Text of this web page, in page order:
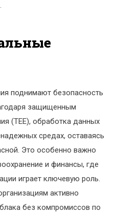
поднимают безопасность
защищенным
(TEE), обработка данных
средах, оставаясь
Это особенно важно
и финансы, где
играет ключевую роль.
активно
без компромиссов по